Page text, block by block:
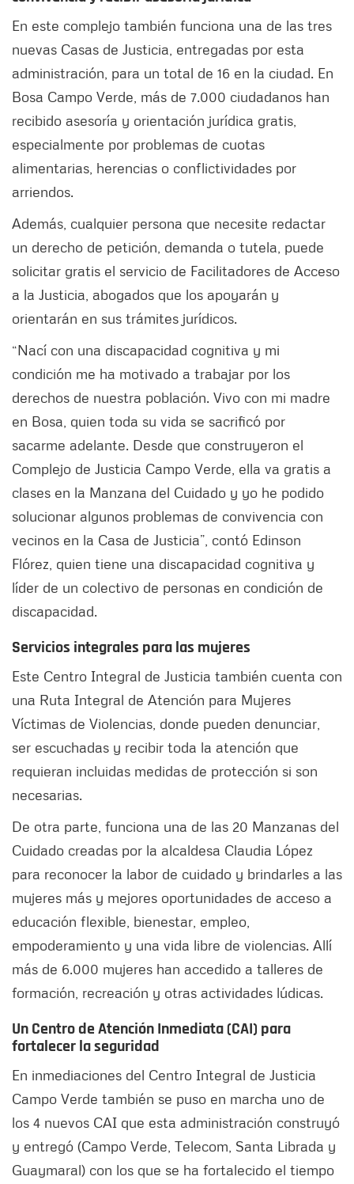
En este complejo también funciona una de las tres
nuevas Casas de Justicia, entregadas por esta
administración, para un total de 16 en la ciudad. En
Bosa Campo Verde, más de 7.000 ciudadanos han
recibido asesoría y orientación jurídica gratis,
especialmente por problemas de cuotas
alimentarias, herencias o conflictividades por
arriendos.
Además, cualquier persona que necesite redactar
un derecho de petición, demanda o tutela, puede
solicitar gratis el servicio de Facilitadores de Acceso
a la Justicia, abogados que los apoyarán y
orientarán en sus trámites jurídicos.
“Nací con una discapacidad cognitiva y mi
condición me ha motivado a trabajar por los
derechos de nuestra población. Vivo con mi madre
en Bosa, quien toda su vida se sacrificó por
sacarme adelante. Desde que construyeron el
Complejo de Justicia Campo Verde, ella va gratis a
clases en la Manzana del Cuidado y yo he podido
solucionar algunos problemas de convivencia con
vecinos en la Casa de Justicia”, contó Edinson
Flórez, quien tiene una discapacidad cognitiva y
líder de un colectivo de personas en condición de
discapacidad.
Servicios integrales para las mujeres
Este Centro Integral de Justicia también cuenta con
una Ruta Integral de Atención para Mujeres
Víctimas de Violencias, donde pueden denunciar,
ser escuchadas y recibir toda la atención que
requieran incluidas medidas de protección si son
necesarias.
De otra parte, funciona una de las 20 Manzanas del
Cuidado creadas por la alcaldesa Claudia López
para reconocer la labor de cuidado y brindarles a las
mujeres más y mejores oportunidades de acceso a
educación flexible, bienestar, empleo,
empoderamiento y una vida libre de violencias. Allí
más de 6.000 mujeres han accedido a talleres de
formación, recreación y otras actividades lúdicas.
Un Centro de Atención Inmediata (CAI) para
fortalecer la seguridad
En inmediaciones del Centro Integral de Justicia
Campo Verde también se puso en marcha uno de
los 4 nuevos CAI que esta administración construyó
y entregó (Campo Verde, Telecom, Santa Librada y
Guaymaral) con los que se ha fortalecido el tiempo